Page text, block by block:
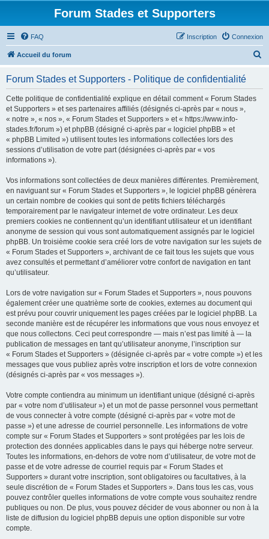
Forum Stades et Supporters
FAQ Connexion
Inscription
Accueil du forum
Forum Stades et Supporters - Politique de confidentialité
Cette politique de confidentialité explique en détail comment « Forum Stades
et Supporters » et ses partenaires affiliés (désignés ci-après par « nous »,
« notre », « nos », « Forum Stades et Supporters » et « https://www.info-
stades.fr/forum ») et phpBB (désigné ci-après par « logiciel phpBB » et
« phpBB Limited ») utilisent toutes les informations collectées lors des
sessions d’utilisation de votre part (désignées ci-après par « vos
informations »).
Vos informations sont collectées de deux manières différentes. Premièrement,
en naviguant sur « Forum Stades et Supporters », le logiciel phpBB génèrera
un certain nombre de cookies qui sont de petits fichiers téléchargés
temporairement par le navigateur internet de votre ordinateur. Les deux
premiers cookies ne contiennent qu’un identifiant utilisateur et un identifiant
anonyme de session qui vous sont automatiquement assignés par le logiciel
phpBB. Un troisième cookie sera créé lors de votre navigation sur les sujets de
« Forum Stades et Supporters », archivant de ce fait tous les sujets que vous
avez consultés et permettant d’améliorer votre confort de navigation en tant
qu’utilisateur.
Lors de votre navigation sur « Forum Stades et Supporters », nous pouvons
également créer une quatrième sorte de cookies, externes au document qui
est prévu pour couvrir uniquement les pages créées par le logiciel phpBB. La
seconde manière est de récupérer les informations que vous nous envoyez et
que nous collectons. Ceci peut correspondre — mais n’est pas limité à — la
publication de messages en tant qu’utilisateur anonyme, l’inscription sur
« Forum Stades et Supporters » (désignée ci-après par « votre compte ») et les
messages que vous publiez après votre inscription et lors de votre connexion
(désignés ci-après par « vos messages »).
Votre compte contiendra au minimum un identifiant unique (désigné ci-après
par « votre nom d’utilisateur ») et un mot de passe personnel vous permettant
de vous connecter à votre compte (désigné ci-après par « votre mot de
passe ») et une adresse de courriel personnelle. Les informations de votre
compte sur « Forum Stades et Supporters » sont protégées par les lois de
protection des données applicables dans le pays qui héberge notre serveur.
Toutes les informations, en-dehors de votre nom d’utilisateur, de votre mot de
passe et de votre adresse de courriel requis par « Forum Stades et
Supporters » durant votre inscription, sont obligatoires ou facultatives, à la
seule discrétion de « Forum Stades et Supporters ». Dans tous les cas, vous
pouvez contrôler quelles informations de votre compte vous souhaitez rendre
publiques ou non. De plus, vous pouvez décider de vous abonner ou non à la
liste de diffusion du logiciel phpBB depuis une option disponible sur votre
compte.